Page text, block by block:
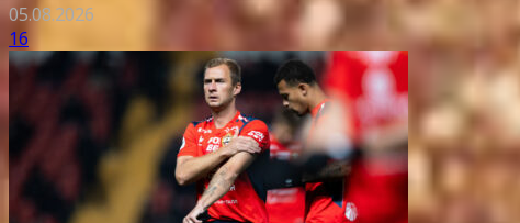
05.08.2026
16